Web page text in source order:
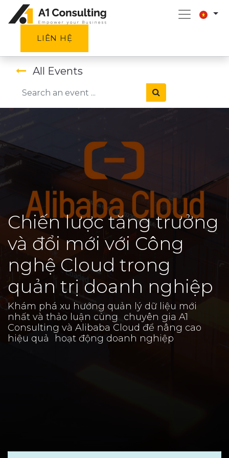
LIÊN HỆ
All Events
Chiến lược tăng trưởng
và đổi mới với Công
nghệ Cloud trong
quản trị doanh nghiệp
Khám phá xu hướng quản lý dữ liệu mới
nhất và thảo luận cùng chuyên gia A1
Consulting và Alibaba Cloud để nâng cao
hiệu quả hoạt động doanh nghiệp